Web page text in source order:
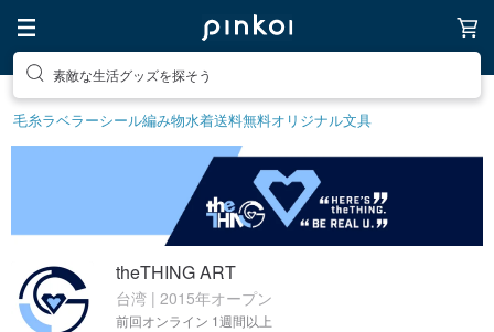
素敵な生活グッズを探そう
毛糸ラベラーシール編み物水着送料無料オリジナル文具
theTHING ART
台湾 | 2015年オープン
前回オンライン 1週間以上